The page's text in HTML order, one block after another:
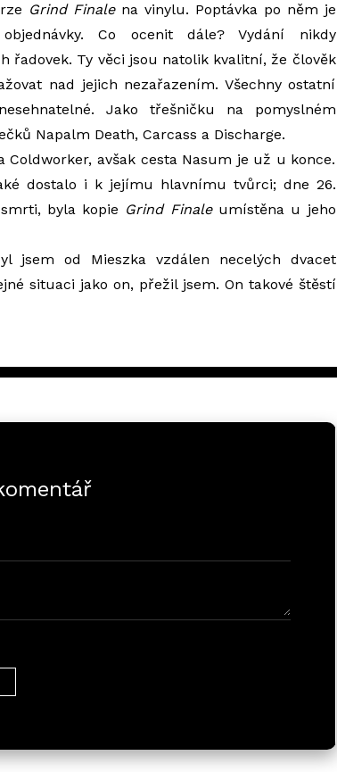
Grind Finalena vinylu. Poptávka po něm je
Co ocenit dále? Vydání nikdy
řadovek. Ty věci jsou natolik kvalitní, že člověk
nad jejich nezařazením. Všechny ostatní
Jako třešničku na pomyslném
Napalm Death, Carcass a Discharge.
avšak cesta Nasum je už u konce.
dostalo i k jejímu hlavnímu tvůrci; dne 26.
byla kopie Grind Finaleumístěna u jeho
jsem od Mieszka vzdálen necelých dvacet
situaci jako on, přežil jsem. On takové štěstí